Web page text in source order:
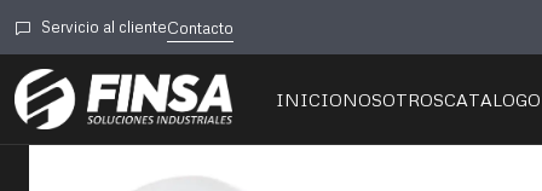
INICIONOSOTROSCATALOGO
Servicio al clienteContacto